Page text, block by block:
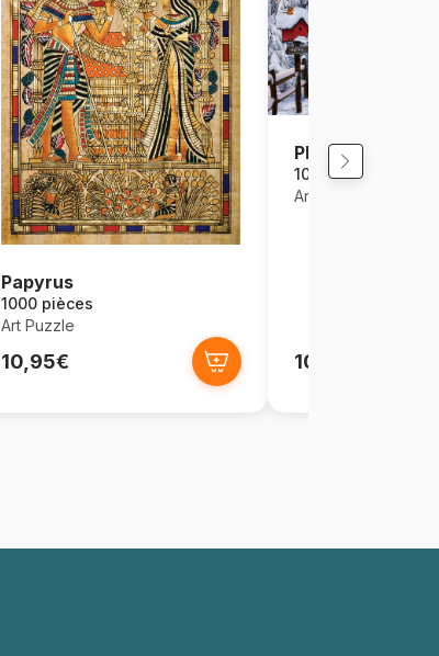
Papyrus
1000 pièces
Art Puzzle
10,95€
Plaisirs d'Hiver
1000 pièces
Art Puzzle
10,95€